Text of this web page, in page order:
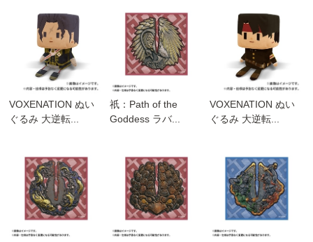
VOXENATION ぬい
ぐるみ 大逆転...
祇：Path of the
Goddess ラバ...
VOXENATION ぬい
ぐるみ 大逆転...